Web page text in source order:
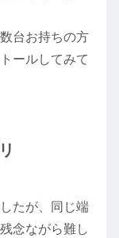
台お持ちの方
ールしてみて
たが、同じ端
念ながら難し